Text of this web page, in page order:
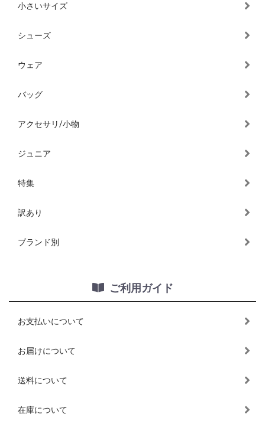
小さいサイズ
シューズ
ウェア
バッグ
アクセサリ/小物
ジュニア
特集
訳あり
ブランド別
ご利用ガイド
お支払いについて
お届けについて
送料について
在庫について